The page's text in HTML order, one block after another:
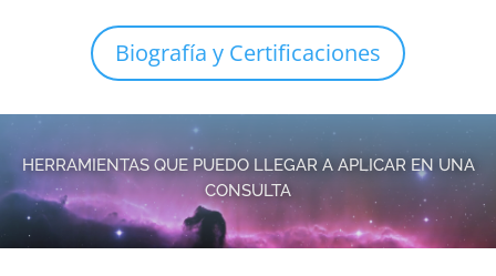
Biografía y Certificaciones
HERRAMIENTAS QUE PUEDO LLEGAR A APLICAR EN UNA
CONSULTA